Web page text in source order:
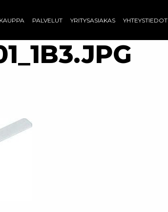
KAUPPA PALVELUT YRITYSASIAKAS YHTEYSTIEDOT